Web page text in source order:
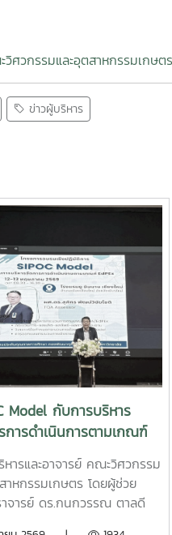
ศวกรรมและอุตสาหกรรมเกษต
ข่าวผู้บริหาร
Model กับการบริหาร
การดำเนินการตามเกณฑ์
ารและอาจารย์ คณะวิศวกรรม
าหกรรมเกษตร โดยผู้ช่วย
จารย์ ดร.กนกวรรณ ตาลดี